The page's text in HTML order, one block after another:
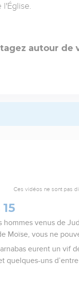
autour de
Ces vidéos ne sont pas
hommes venus de
Moïse, vous ne
eurent un vif
quelques-uns